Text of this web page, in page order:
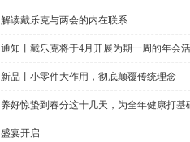
解读戴乐克与两会的内在联系
通知丨戴乐克将于4月开展为期一周的年会
新品丨小零件大作用，彻底颠覆传统理念
养好惊蛰到春分这十几天，为全年健康打基
盛宴开启